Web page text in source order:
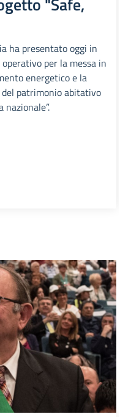
ha presentato oggi in
per la messa in
energetico e la
patrimonio abitativo